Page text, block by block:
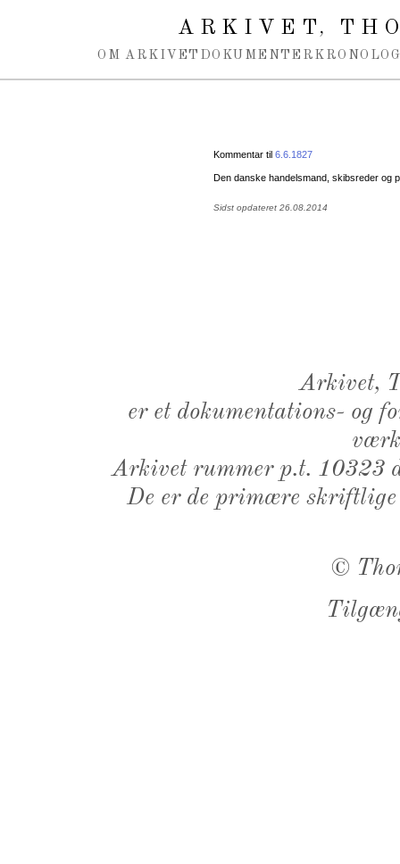
ARKIVET,
OM ARKIVET DOKUMENTER
Kommentar til 6.6.1827
Den danske handelsmand, skibsreder og
Sidst opdateret 26.08.2014
Arkivet,
er et dokumentations- og
Arkivet rummer p.t. 10323
De er de primære
©